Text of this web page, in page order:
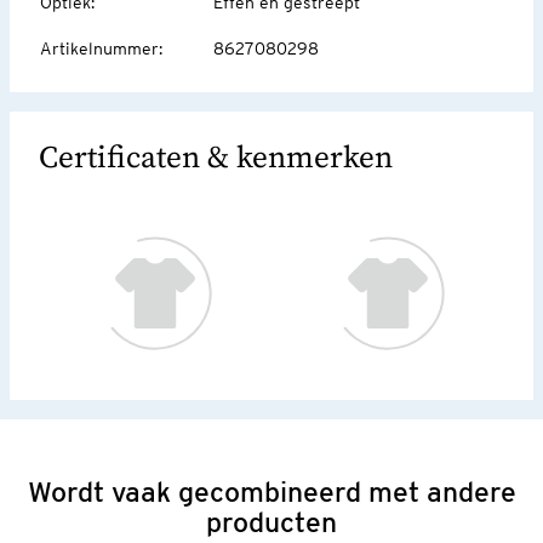
Artikelnummer: 8627080298
Certificaten & kenmerken
Wordt vaak gecombineerd met andere
producten